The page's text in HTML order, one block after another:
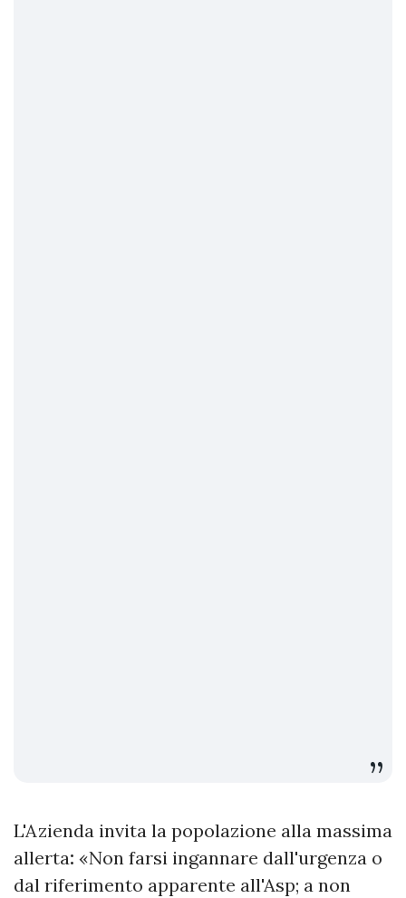
L'Azienda invita la popolazione alla massima
allerta: «Non farsi ingannare dall'urgenza o
dal riferimento apparente all'Asp; a non